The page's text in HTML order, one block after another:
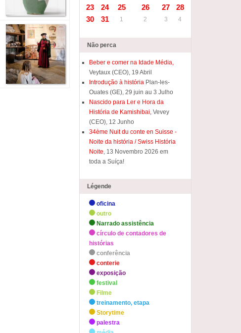
23
24 25 26 27 28
30
31 1 2 3 4
Não perca
Beber e comer na Idade Média,
Veytaux (CEO), 19 Abril
Introdução à história Plan-les-
Ouates (GE), 29 juin au 3 Julho
Nascido para Ler e Hora da
História de Kamishibai, Vevey
(CEO), 12 Junho
34ème Nuit du conte en Suisse -
Noite da história / Swiss História
Noite, 13 Novembro 2026 em
toda a Suíça!
Légende
oficina
outro
Narrado assistência
círculo de contadores de
histórias
conferência
conterie
exposição
festival
Filme
treinamento, etapa
Storytime
palestra